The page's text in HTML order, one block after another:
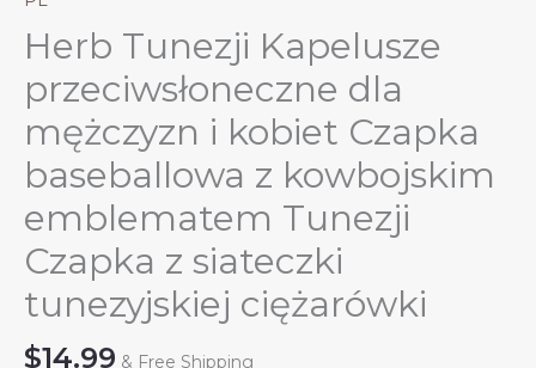
Herb Tunezji Kapelusze
przeciwsłoneczne dla
mężczyzn i kobiet Czapka
baseballowa z kowbojskim
emblematem Tunezji
Czapka z siateczki
tunezyjskiej ciężarówki
$14.99 & Free Shipping